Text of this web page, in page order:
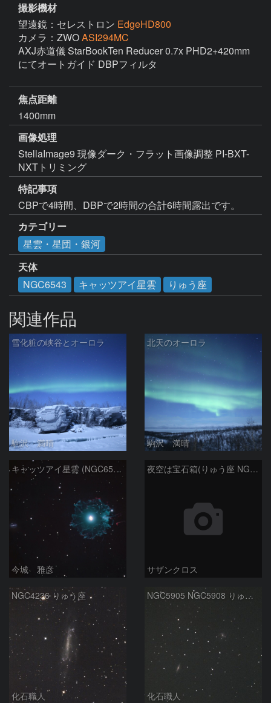
撮影機材
望遠鏡：セレストロン EdgeHD800
カメラ：ZWOASI294MC
AXJ赤道儀 StarBookTen Reducer 0.7x PHD2+420mm
にてオートガイド DBPフィルタ
焦点距離
1400mm
画像処理
StellaImage9 現像ダーク・フラット画像調整 PI-BXT-
NXTトリミング
特記事項
CBPで4時間、DBPで2時間の合計6時間露出です。
カテゴリー
星雲・星団・銀河
天体
NGC6543
キャッツアイ星雲 りゅう座
関連作品
雪化粧の峡谷とオーロラ
駒沢 満晴
北天のオーロラ
駒沢 満晴
キャッツアイ星雲 (NGC6543)
今城 雅彦
夜空は宝石箱(りゅう座 NGC6503) Seestar50
サザンクロス
NGC4236 りゅう座
化石職人
NGC5905 NGC5908 りゅう座
化石職人